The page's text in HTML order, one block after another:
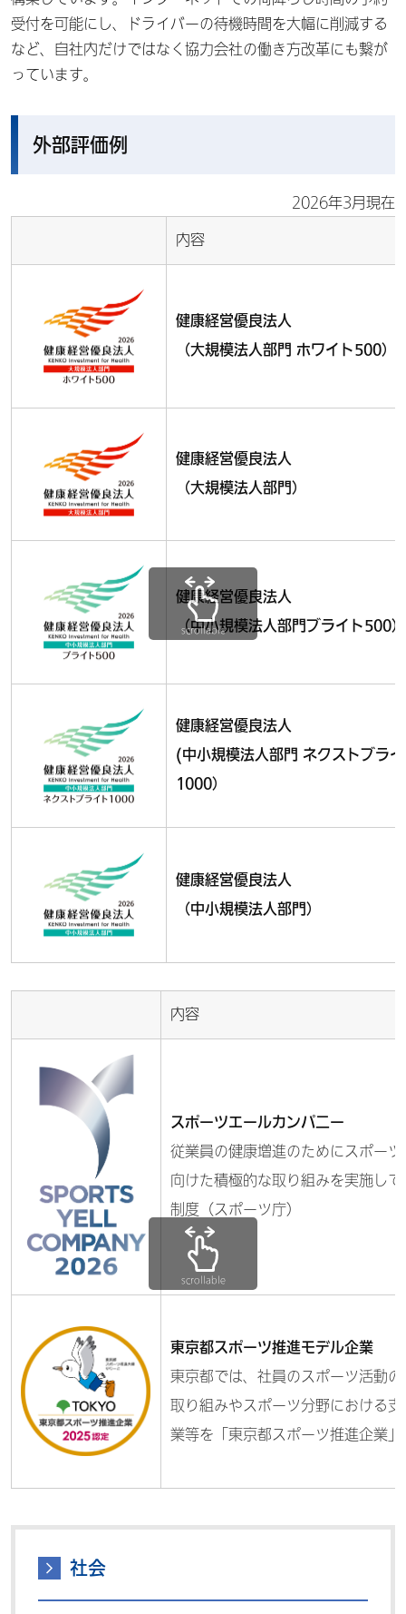
受付を可能にし、ドライバーの待機時間を大幅に削減する
など、自社内だけではなく協力会社の働き方改革にも繋が
っています。
外部評価例
2026年3月現在
内容
健康経営優良法人
（大規模法人部門 ホワイト500）
健康経営優良法人
（大規模法人部門）
健康経営優良法人
（中小規模法人部門ブライト500）
健康経営優良法人
(中小規模法人部門 ネクストブラ
1000）
健康経営優良法人
（中小規模法人部門）
scrollable
内容
スポーツエールカンパニー
従業員の健康増進のためにスポー
向けた積極的な取り組みを実施し
制度（スポーツ庁）
東京都スポーツ推進モデル企業
東京都では、社員のスポーツ活動
取り組みやスポーツ分野における
業等を「東京都スポーツ推進企業
scrollable
社会